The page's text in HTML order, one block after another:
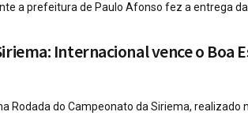
a prefeitura de Paulo Afonso fez a entrega
Internacional vence o Boa
Rodada do Campeonato da Siriema, realizado